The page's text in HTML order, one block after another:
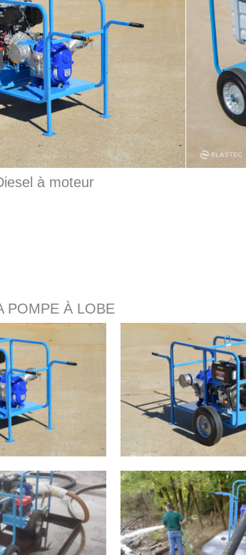
à moteur
POMPE À LOBE